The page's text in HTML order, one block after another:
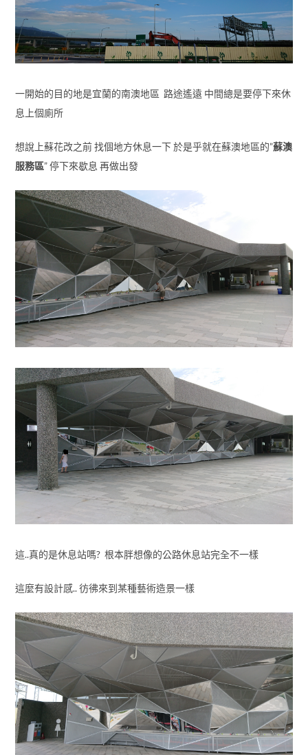
一開始的目的地是宜蘭的南澳地區 路途遙遠 中間總是要停下來休
息上個廁所
想說上蘇花改之前 找個地方休息一下 於是乎就在蘇澳地區的”蘇澳
服務區” 停下來歇息 再做出發
這..真的是休息站嗎? 根本胖想像的公路休息站完全不一樣
這麼有設計感.. 彷彿來到某種藝術造景一樣